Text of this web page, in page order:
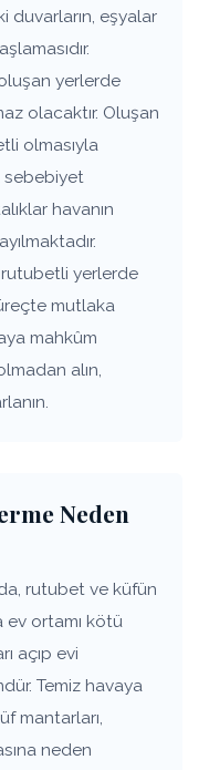
duvarların, eşyalar
yerlerde
olacaktır. Oluşan
olmasıyla
sebebiyet
havanın
yerlerde
mutlaka
mahkûm
alın,
Neden
rutubet ve küfün
ev ortamı kötü
açıp evi
Temiz havaya
mantarları,
neden